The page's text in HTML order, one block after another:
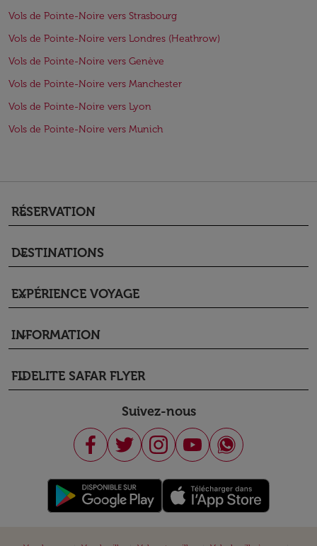
Vols de Pointe-Noire vers Strasbourg
Vols de Pointe-Noire vers Londres (Heathrow)
Vols de Pointe-Noire vers Genève
Vols de Pointe-Noire vers Manchester
Vols de Pointe-Noire vers Lyon
Vols de Pointe-Noire vers Munich
RÉSERVATION
keyboard_arrow_down
DESTINATIONS
keyboard_arrow_down
EXPÉRIENCE VOYAGE
keyboard_arrow_down
INFORMATION
keyboard_arrow_down
FIDELITE SAFAR FLYER
keyboard_arrow_down
Suivez-nous